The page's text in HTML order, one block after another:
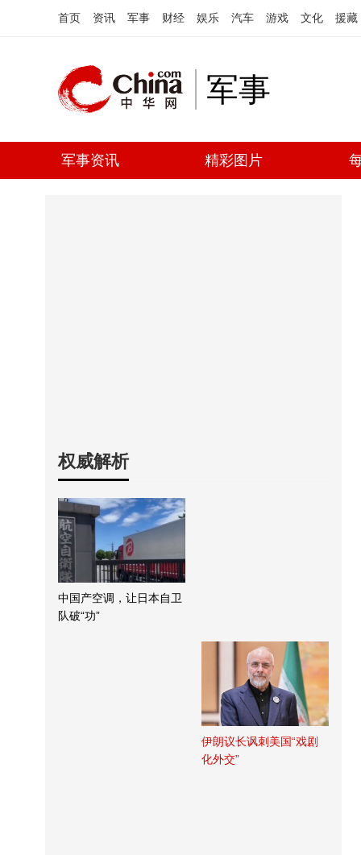
首页 资讯 军事 财经 娱乐 汽车 游戏 文化 援藏
军事
军事资讯 精彩图片
权威解析
中国产空调，让日本自卫
队破“功”
伊朗议长讽刺美国“戏剧
化外交”